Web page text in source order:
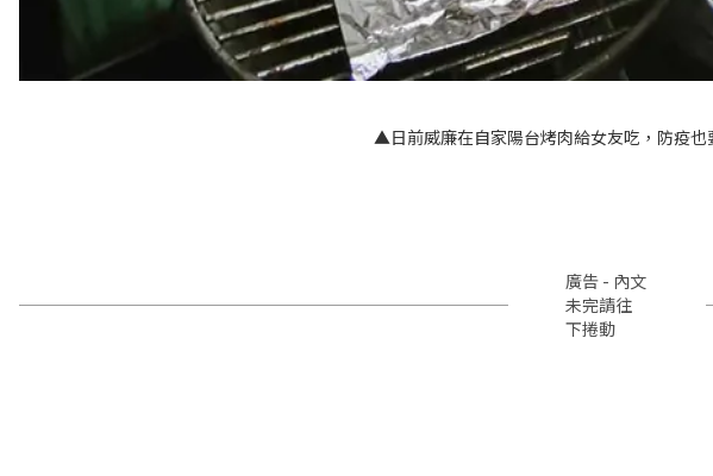
▲日前威廉在自家陽台烤肉給女友吃，防疫也
廣告 - 內文
未完請往
下捲動